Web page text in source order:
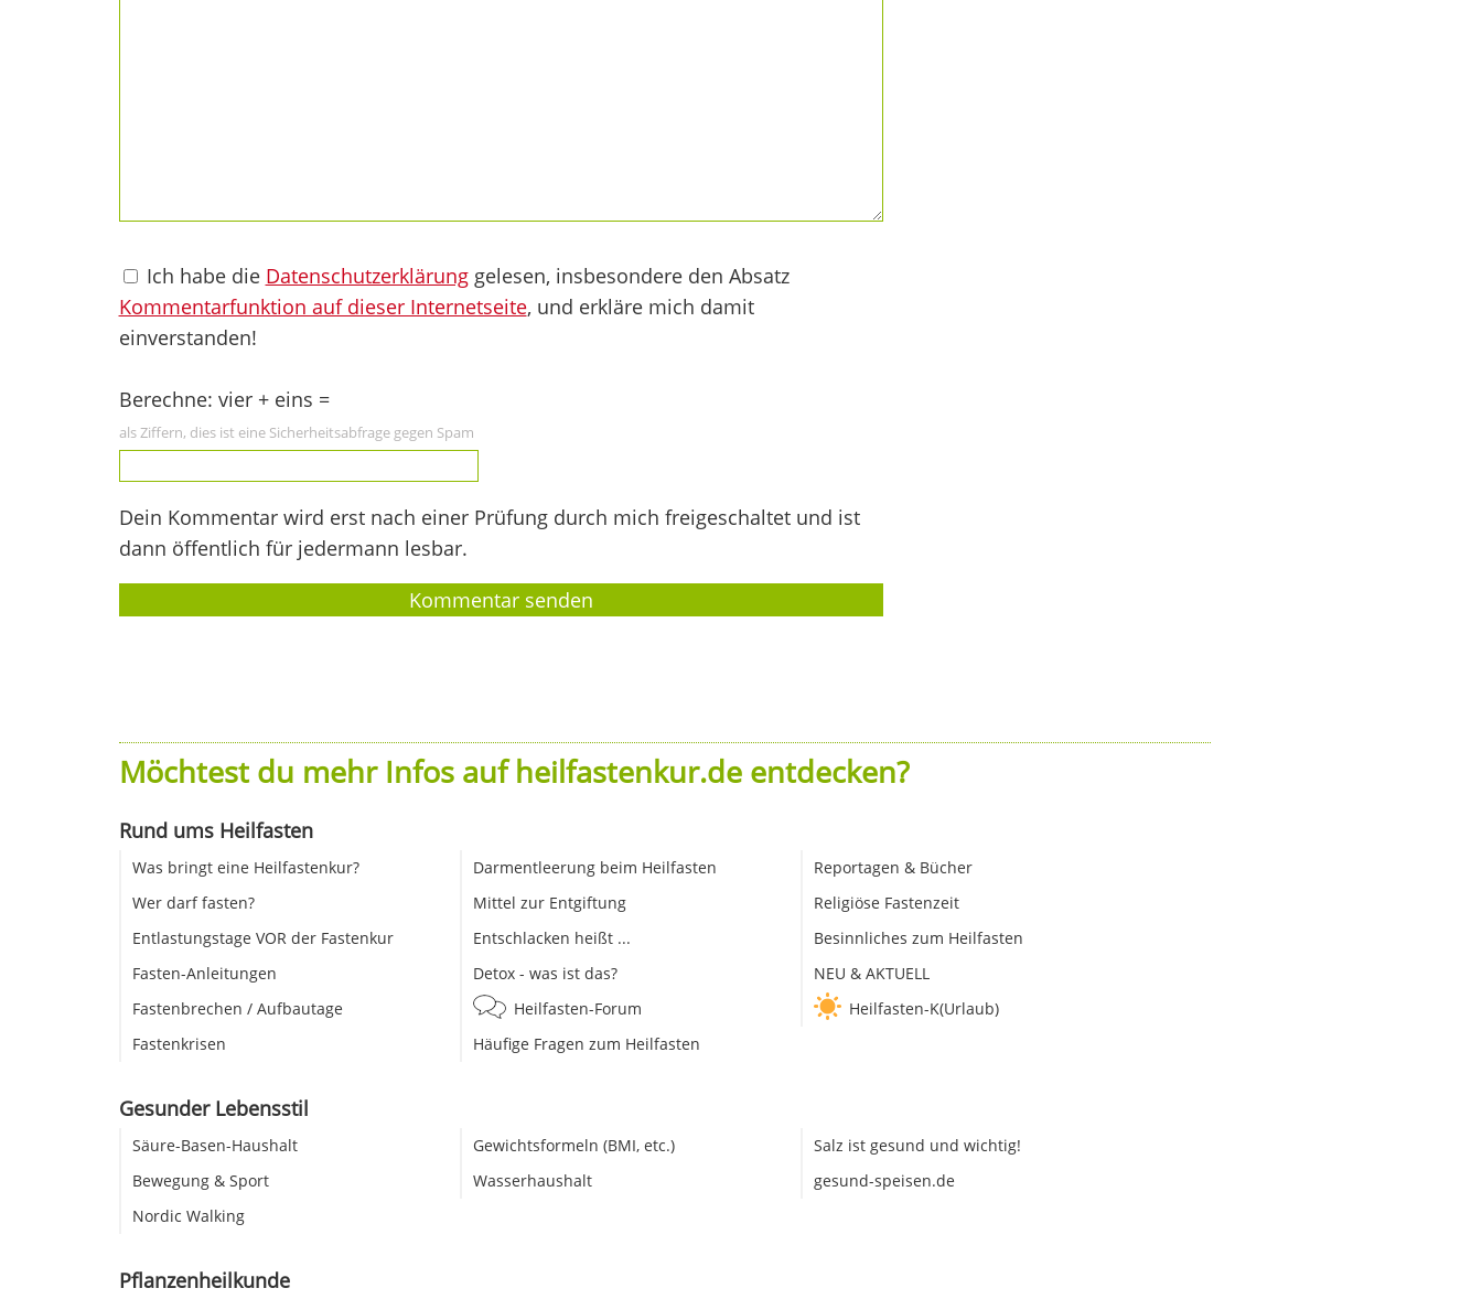
Ich habe die Datenschutzerklärunggelesen, insbesondere den Absatz
Kommentarfunktion auf dieser Internetseite, und erkläre mich damit
einverstanden!
Berechne: vier + eins =
als Ziffern, dies ist eine Sicherheitsabfrage gegen Spam
Dein Kommentar wird erst nach einer Prüfung durch mich freigeschaltet und ist
dann öffentlich für jedermann lesbar.
Möchtest du mehr Infos auf heilfastenkur.de entdecken?
Rund ums Heilfasten
Was bringt eine Heilfastenkur?
Wer darf fasten?
Entlastungstage VOR der Fastenkur
Fasten-Anleitungen
Fastenbrechen / Aufbautage
Fastenkrisen
Darmentleerung beim Heilfasten
Mittel zur Entgiftung
Entschlacken heißt ...
Detox - was ist das?
Heilfasten-Forum
Häufige Fragen zum Heilfasten
Reportagen & Bücher
Religiöse Fastenzeit
Besinnliches zum Heilfasten
NEU & AKTUELL
Heilfasten-K(Urlaub)
Gesunder Lebensstil
Säure-Basen-Haushalt
Bewegung & Sport
Nordic Walking
Gewichtsformeln (BMI, etc.)
Wasserhaushalt
Salz ist gesund und wichtig!
gesund-speisen.de
Pflanzenheilkunde